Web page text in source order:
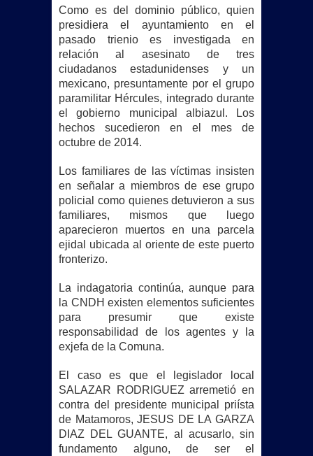
Como es del dominio público, quien
presidiera el ayuntamiento en el
pasado trienio es investigada en
relación al asesinato de tres
ciudadanos estadunidenses y un
mexicano, presuntamente por el grupo
paramilitar Hércules, integrado durante
el gobierno municipal albiazul. Los
hechos sucedieron en el mes de
octubre de 2014.
Los familiares de las víctimas insisten
en señalar a miembros de ese grupo
policial como quienes detuvieron a sus
familiares, mismos que luego
aparecieron muertos en una parcela
ejidal ubicada al oriente de este puerto
fronterizo.
La indagatoria continúa, aunque para
la CNDH existen elementos suficientes
para presumir que existe
responsabilidad de los agentes y la
exjefa de la Comuna.
El caso es que el legislador local
SALAZAR RODRIGUEZ arremetió en
contra del presidente municipal priísta
de Matamoros, JESUS DE LA GARZA
DIAZ DEL GUANTE, al acusarlo, sin
fundamento alguno, de ser el